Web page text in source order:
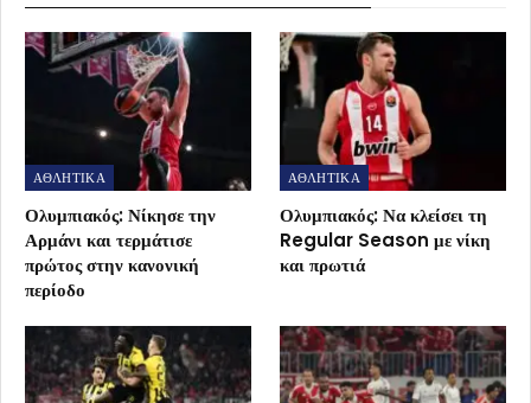
ΑΘΛΗΤΙΚΑ
Ολυμπιακός: Νίκησε την
Αρμάνι και τερμάτισε
πρώτος στην κανονική
περίοδο
ΑΘΛΗΤΙΚΑ
Ολυμπιακός: Να κλείσει τη
Regular Season με νίκη
και πρωτιά